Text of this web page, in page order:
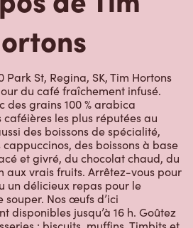
Park St, Regina, SK, Tim Hortons
du café fraîchement infusé.
des grains 100 % arabica
les plus réputées au
des boissons de spécialité,
des boissons à base
et givré, du chocolat chaud, du
aux vrais fruits. Arrêtez-vous pour
un délicieux repas pour le
Nos œufs d’ici
disponibles jusqu’à 16 h. Goûtez